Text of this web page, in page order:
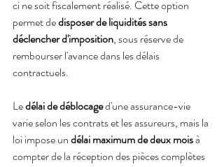
ci ne soit fiscalement réalisé. Cette option
permet de disposer de liquidités sans
déclencher d'imposition, sous réserve de
rembourser l'avance dans les délais
contractuels.
Le délai de déblocage d'une assurance-vie
varie selon les contrats et les assureurs, mais la
loi impose un délai maximum de deux mois à
compter de la réception des pièces complètes